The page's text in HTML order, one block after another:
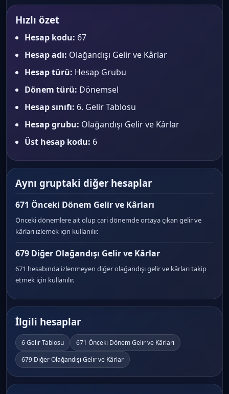
Hızlı özet
Hesap kodu: 67
Hesap adı: Olağandışı Gelir ve Kârlar
Hesap türü: Hesap Grubu
Dönem türü: Dönemsel
Hesap sınıfı: 6. Gelir Tablosu
Hesap grubu: Olağandışı Gelir ve Kârlar
Üst hesap kodu: 6
Aynı gruptaki diğer hesaplar
671 Önceki Dönem Gelir ve Kârları
Önceki dönemlere ait olup cari dönemde ortaya çıkan gelir ve
kârları izlemek için kullanılır.
679 Diğer Olağandışı Gelir ve Kârlar
671 hesabında izlenmeyen diğer olağandışı gelir ve kârları takip
etmek için kullanılır.
İlgili hesaplar
6 Gelir Tablosu
671 Önceki Dönem Gelir ve Kârları
679 Diğer Olağandışı Gelir ve Kârlar